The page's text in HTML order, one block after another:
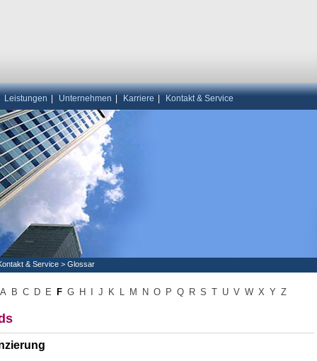
Leistungen Unternehmen Karriere Kontakt & Service
& Service > Glossar
A B C D E F G H J K L M N O P Q R S T U V W X Y Z